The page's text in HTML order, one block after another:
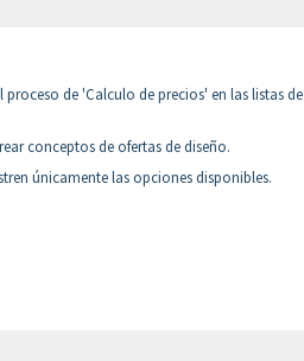
de 'Calculo de precios' en las listas de
conceptos de ofertas de diseño.
únicamente las opciones disponibles.